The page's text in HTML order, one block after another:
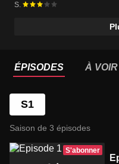
S.
ÉPISODES À
S1
Saison de 3 épisodes
S'abonner